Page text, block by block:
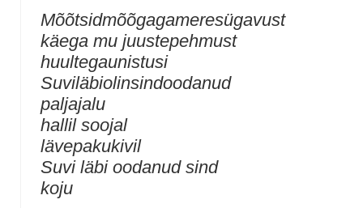
Mõõtsidmõõgagameresügavust
käega mu juustepehmust
huultegaunistusi
Suviläbiolinsindoodanud
paljajalu
hallil soojal
lävepakukivil
Suvi läbi oodanud sind
koju